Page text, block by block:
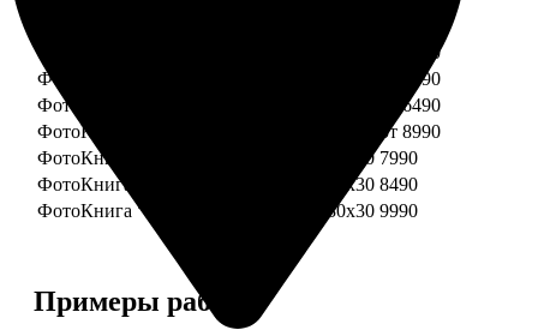
ФотоКнига "Премиум" 20x30
от 4990
ФотоКнига "Премиум" 25x25
от 5990
ФотоКнига "Премиум" 30x30
от 6490
ФотоКнига "Премиум" 30x45
от 8990
ФотоКнига "Премиум" Свадебная 20x20 7990
ФотоКнига "Премиум" Свадебная 20x30 8490
ФотоКнига "Премиум" Свадебная 30x30 9990
Примеры работ